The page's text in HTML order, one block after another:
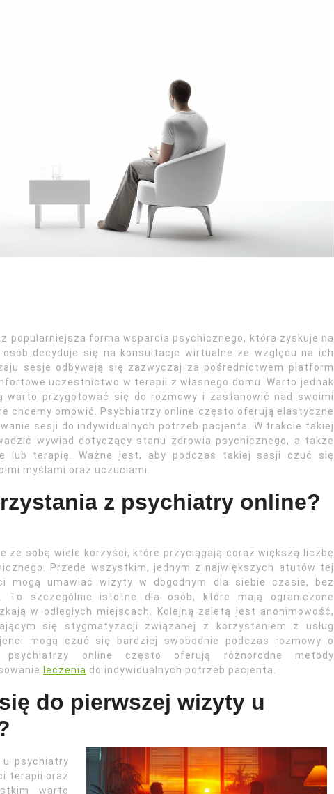
popularniejsza forma wsparcia psychicznego, która zyskuje na
decyduje się na konsultacje wirtualne ze względu na ich
sesje odbywają się zazwyczaj za pośrednictwem platform
uczestnictwo w terapii z własnego domu. Warto jednak
warto przygotować się do rozmowy i zastanowić nad swoimi
chcemy omówić. Psychiatrzy online często oferują elastyczne
sesji do indywidualnych potrzeb pacjenta. W trakcie takiej
wywiad dotyczący stanu zdrowia psychicznego, a także
lub terapię. Ważne jest, aby podczas takiej sesji czuć się
myślami oraz uczuciami.
z psychiatry online?
ze sobą wiele korzyści, które przyciągają coraz większą liczbę
Przede wszystkim, jednym z największych atutów tej
mogą umawiać wizyty w dogodnym dla siebie czasie, bez
To szczególnie istotne dla osób, które mają ograniczone
w odległych miejscach. Kolejną zaletą jest anonimowość,
się stygmatyzacji związanej z korzystaniem z usług
mogą czuć się bardziej swobodnie podczas rozmowy o
psychiatrzy online często oferują różnorodne metody
leczenia do indywidualnych potrzeb pacjenta.
do pierwszej wizyty u
u psychiatry
terapii oraz
warto